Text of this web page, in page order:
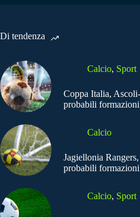
Di tendenza
Calcio, Sport
Coppa Italia,
probabili formazioni
Calcio
Jagiellonia
probabili
Calcio, Sport